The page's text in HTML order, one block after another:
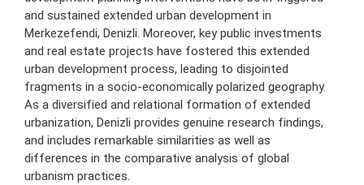
and sustained extended urban development in
Merkezefendi, Denizli. Moreover, key public investments
and real estate projects have fostered this extended
urban development process, leading to disjointed
fragments in a socio-economically polarized geography.
As a diversified and relational formation of extended
urbanization, Denizli provides genuine research findings,
and includes remarkable similarities as well as
differences in the comparative analysis of global
urbanism practices.